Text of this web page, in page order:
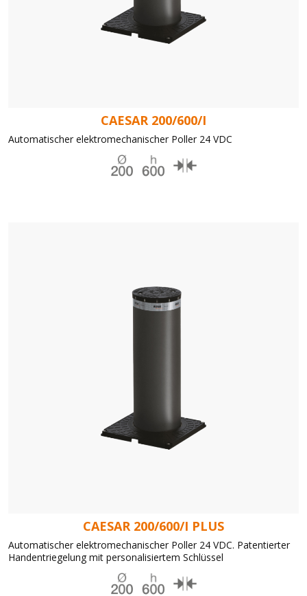
CAESAR 200/600/I
Automatischer elektromechanischer Poller 24 VDC
CAESAR 200/600/I PLUS
Automatischer elektromechanischer Poller 24 VDC. Patentierter
Handentriegelung mit personalisiertem Schlüssel